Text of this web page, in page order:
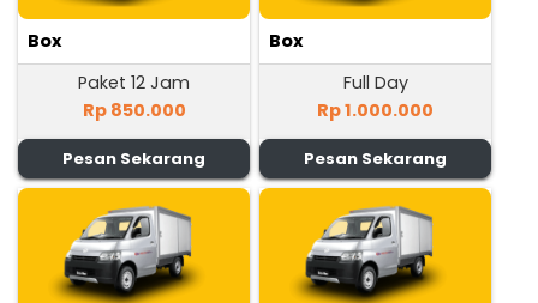
Box
Paket 12 Jam
Rp 850.000
Pesan Sekarang
Box
Full Day
Rp 1.000.000
Pesan Sekarang